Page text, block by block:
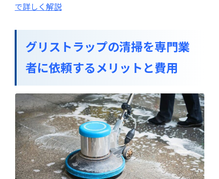
で詳しく解説
グリストラップの清掃を専門業
者に依頼するメリットと費用